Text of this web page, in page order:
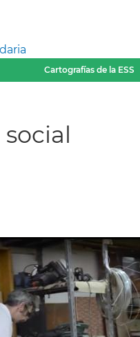
Cartografías de la ESS